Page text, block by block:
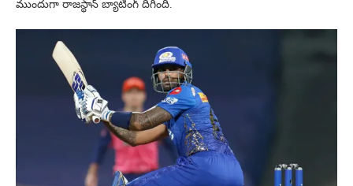
ముందుగా రాజస్థాన్ బ్యాటింగ్ దిగింది.